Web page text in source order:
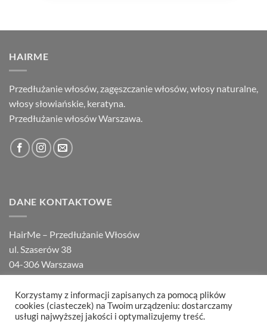
HAIRME
Przedłużanie włosów, zagęszczanie włosów, włosy naturalne,
włosy słowiańskie, keratyna.
Przedłużanie włosów Warszawa.
DANE KONTAKTOWE
HairMe – Przedłużanie Włosów
ul. Szaserów 38
04-306 Warszawa
tel.22 648 14 00,22 871 94 10
Korzystamy z informacji zapisanych za pomocą plików
cookies (ciasteczek) na Twoim urządzeniu: dostarczamy
usługi najwyższej jakości i optymalizujemy treść.